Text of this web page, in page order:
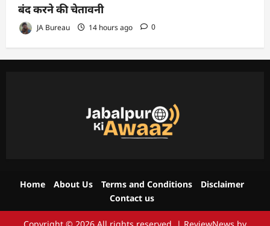
बंद करने की चेतावनी
JA Bureau 14 hours ago 0
Home About Us Terms and Conditions
Disclaimer
Contact us
Copyright © 2026 All rights reserved. | ReviewNews by